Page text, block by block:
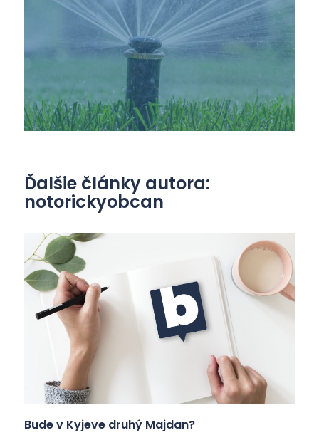
Ďalšie články autora:
notorickyobcan
Bude v Kyjeve druhý Majdan?